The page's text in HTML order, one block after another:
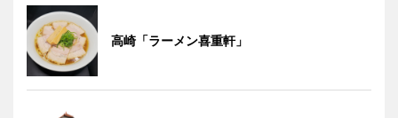
高崎「ラーメン喜重軒」